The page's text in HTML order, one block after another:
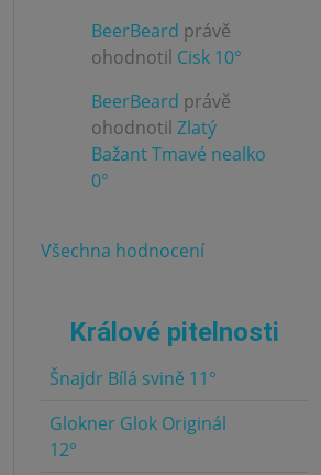
BeerBeard právě
ohodnotil Cisk 10°
BeerBeard právě
ohodnotil Zlatý
Bažant Tmavé nealko
0°
Všechna hodnocení
Králové pitelnosti
Šnajdr Bílá svině 11°
Glokner Glok Originál
12°